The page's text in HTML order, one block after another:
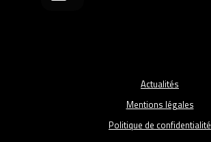
Actualités
Mentions légales
Politique de confidentialité